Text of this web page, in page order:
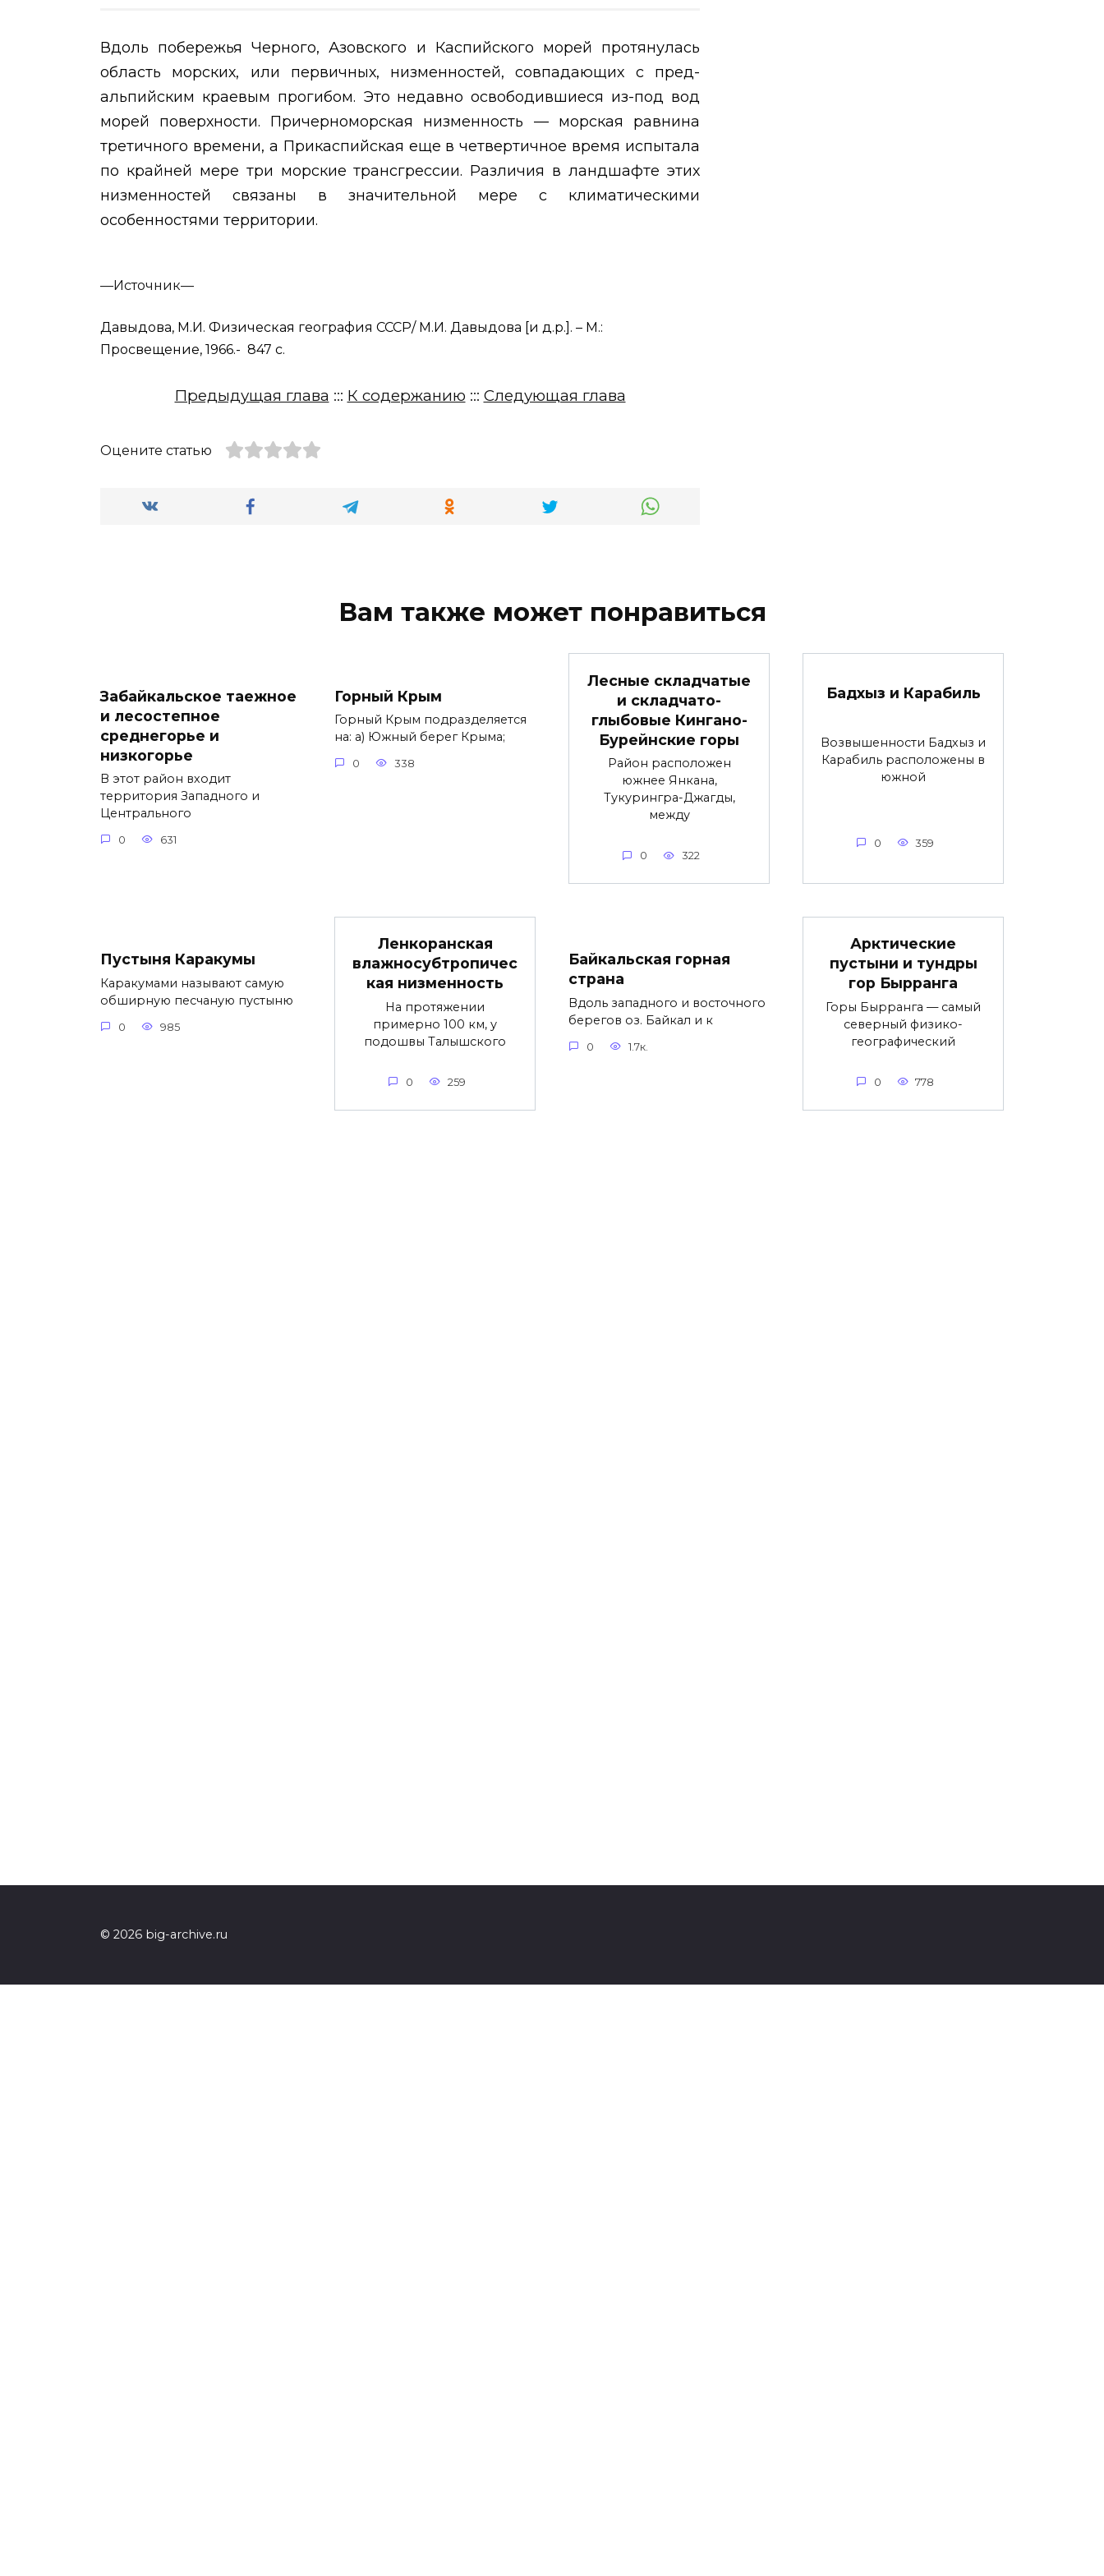
Вдоль побережья Черного, Азовского и Каспийского морей протянулась
область морских, или первичных, низменностей, совпадающих с пред-
альпийским краевым прогибом. Это недавно освободившиеся из-под вод
морей поверхности. Причерноморская низменность — морская равнина
третичного времени, а Прикаспийская еще в четвертичное время испытала
по крайней мере три морские трансгрессии. Различия в ландшафте этих
низменностей связаны в значительной мере с климатическими
особенностями территории.
—Источник—
Давыдова, М.И. Физическая география СССР/ М.И. Давыдова [и д.р.]. – М.:
Просвещение, 1966.- 847 с.
Предыдущая глава ::: К содержанию ::: Следующая глава
Оцените статью
Вам также может понравиться
Забайкальское таежное
и лесостепное
среднегорье и
низкогорье
В этот район входит
территория Западного и
Центрального
0 631
Горный Крым
Горный Крым подразделяется
на: а) Южный берег Крыма;
0 338
Лесные складчатые
и складчато-
глыбовые Кингано-
Бурейнские горы
Район расположен
южнее Янкана,
Тукурингра-Джагды,
между
0 322
Бадхыз и Карабиль
Возвышенности Бадхыз и
Карабиль расположены в
южной
0 359
Пустыня Каракумы
Каракумами называют самую
обширную песчаную пустыню
0 985
Ленкоранская
влажносубтропичес
кая низменность
На протяжении
примерно 100 км, у
подошвы Талышского
0 259
Байкальская горная
страна
Вдоль западного и восточного
берегов оз. Байкал и к
0 1.7к.
Арктические
пустыни и тундры
гор Бырранга
Горы Бырранга — самый
северный физико-
географический
0 778
© 2026 big-archive.ru